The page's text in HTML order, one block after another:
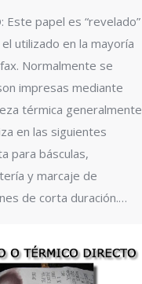
Este papel es “revelado”
utilizado en la mayoría
Normalmente se
impresas mediante
térmica generalmente
en las siguientes
para básculas,
y marcaje de
de corta duración.…